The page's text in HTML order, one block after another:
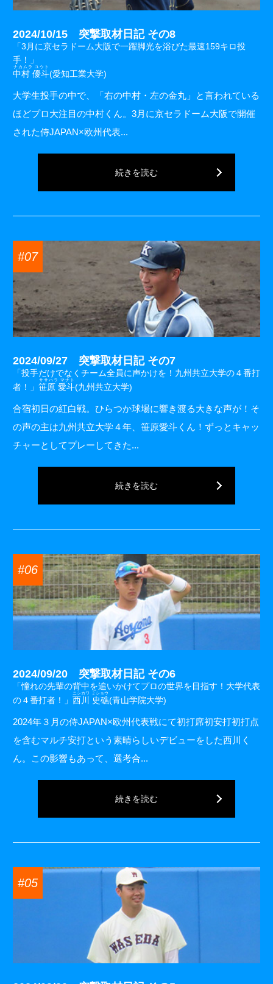
2024/10/15 突撃取材日記 その8
「3月に京セラドーム大阪で一躍脚光を浴びた最速159キロ投
手！」
中村 優斗
ナカムラ ユウト
(愛知工業大学)
大学生投手の中で、「右の中村・左の金丸」と言われている
ほどプロ大注目の中村くん。3月に京セラドーム大阪で開催
された侍JAPAN×欧州代表...
続きを読む
#07
2024/09/27 突撃取材日記 その7
「投手だけでなくチーム全員に声かけを！九州共立大学の４番打
者！」 笹原 愛斗
ササハラ マナト
(九州共立大学)
合宿初日の紅白戦。ひらつか球場に響き渡る大きな声が！そ
の声の主は九州共立大学４年、笹原愛斗くん！ずっとキャッ
チャーとしてプレーしてきた...
続きを読む
#06
2024/09/20 突撃取材日記 その6
「憧れの先輩の背中を追いかけてプロの世界を目指す！大学代表
の４番打者！」 西川 史礁
ニシカワ ミショウ
(青山学院大学)
2024年３月の侍JAPAN×欧州代表戦にて初打席初安打初打点
を含むマルチ安打という素晴らしいデビューをした西川く
ん。この影響もあって、選考合...
続きを読む
#05